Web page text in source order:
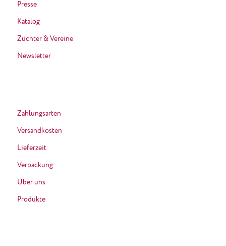
Presse
Katalog
Züchter & Vereine
Newsletter
Zahlungsarten
Versandkosten
Lieferzeit
Verpackung
Über uns
Produkte